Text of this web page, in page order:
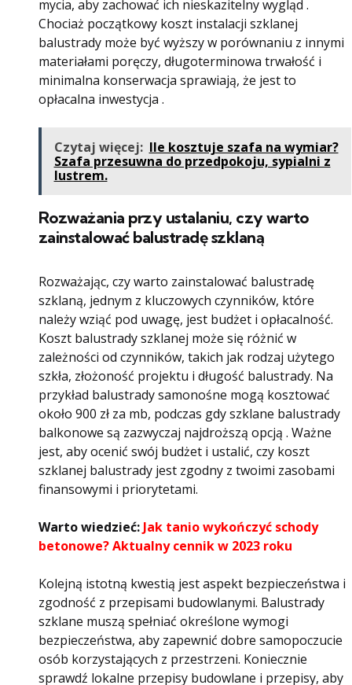
mycia, aby zachować ich nieskazitelny wygląd .
Chociaż początkowy koszt instalacji szklanej
balustrady może być wyższy w porównaniu z innymi
materiałami poręczy, długoterminowa trwałość i
minimalna konserwacja sprawiają, że jest to
opłacalna inwestycja .
Czytaj więcej: Ile kosztuje szafa na wymiar?
Szafa przesuwna do przedpokoju, sypialni z
lustrem.
Rozważania przy ustalaniu, czy warto
zainstalować balustradę szklaną
Rozważając, czy warto zainstalować balustradę
szklaną, jednym z kluczowych czynników, które
należy wziąć pod uwagę, jest budżet i opłacalność.
Koszt balustrady szklanej może się różnić w
zależności od czynników, takich jak rodzaj użytego
szkła, złożoność projektu i długość balustrady. Na
przykład balustrady samonośne mogą kosztować
około 900 zł za mb, podczas gdy szklane balustrady
balkonowe są zazwyczaj najdroższą opcją . Ważne
jest, aby ocenić swój budżet i ustalić, czy koszt
szklanej balustrady jest zgodny z twoimi zasobami
finansowymi i priorytetami.
Warto wiedzieć:Jak tanio wykończyć schody
betonowe? Aktualny cennik w 2023 roku
Kolejną istotną kwestią jest aspekt bezpieczeństwa i
zgodność z przepisami budowlanymi. Balustrady
szklane muszą spełniać określone wymogi
bezpieczeństwa, aby zapewnić dobre samopoczucie
osób korzystających z przestrzeni. Koniecznie
sprawdź lokalne przepisy budowlane i przepisy, aby